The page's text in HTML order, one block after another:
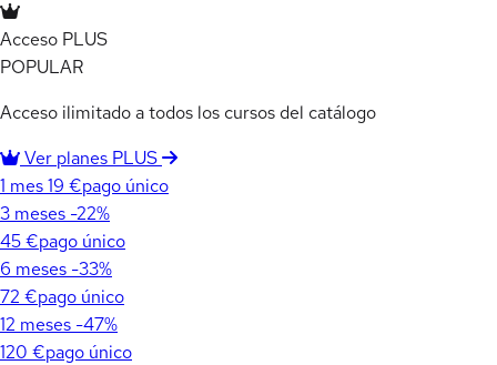
Acceso PLUS
POPULAR
Acceso ilimitado a todos los cursos del catálogo
Ver planes PLUS
1 mes19 €pago único
3 meses -22%
45 €pago único
6 meses -33%
72 €pago único
12 meses -47%
120 €pago único